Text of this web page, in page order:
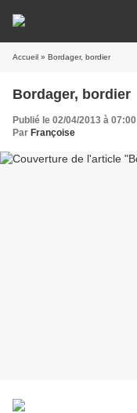
Accueil » Bordager, bordier
Bordager, bordier
Publié le 02/04/2013 à 07:00
Par Françoise